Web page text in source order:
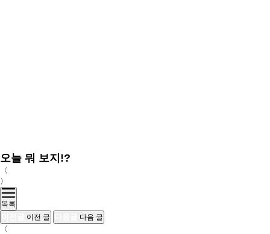
오늘 뭐 보지!?
〈
〉
목록
이전 글 다음 글
〈